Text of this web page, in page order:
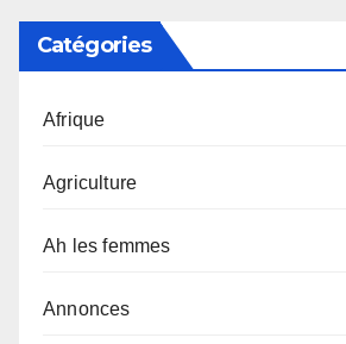
Catégories
Afrique
Agriculture
Ah les femmes
Annonces